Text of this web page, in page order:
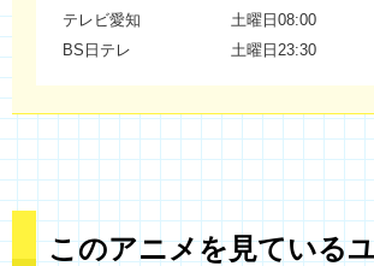
テレビ愛知
土曜日08:00
BS日テレ
土曜日23:30
このアニメを見ている